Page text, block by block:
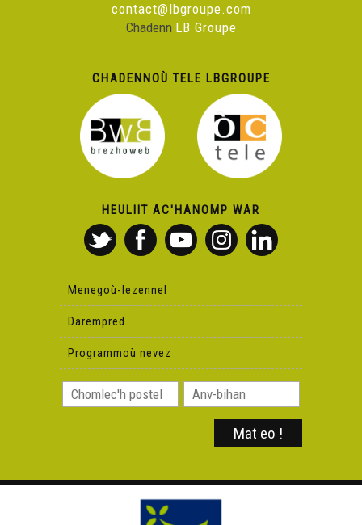
contact@lbgroupe.com
Chadenn LB Groupe
CHADENNOÙ TELE LBGROUPE
HEULIIT AC'HANOMP WAR
Menegoù-lezennel
Darempred
Programmoù nevez